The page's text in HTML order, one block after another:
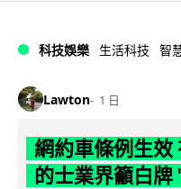
科技娛樂 生活科技 智
Lawton 1 日
網約車條例生效
的士業界籲白牌